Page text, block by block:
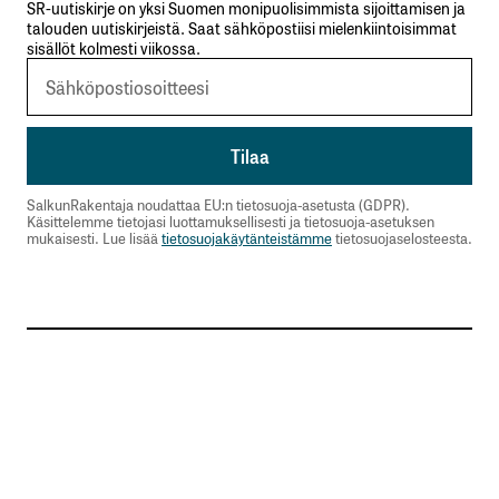
SR-uutiskirje on yksi Suomen monipuolisimmista sijoittamisen ja
talouden uutiskirjeistä. Saat sähköpostiisi mielenkiintoisimmat
sisällöt kolmesti viikossa.
SalkunRakentaja noudattaa EU:n tietosuoja-asetusta (GDPR).
Käsittelemme tietojasi luottamuksellisesti ja tietosuoja-asetuksen
mukaisesti. Lue lisää tietosuojakäytänteistämmetietosuojaselosteesta.